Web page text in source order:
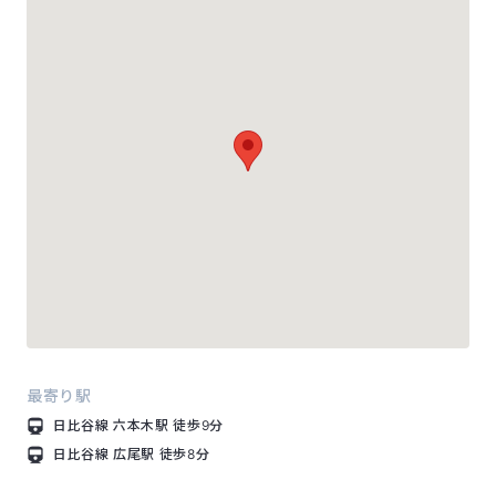
最寄り駅
日比谷線六本木駅徒歩9分
日比谷線広尾駅 徒歩8分